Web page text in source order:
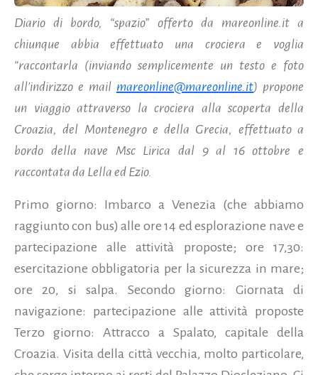
Diario di bordo, “spazio” offerto da mareonline.it a
chiunque abbia effettuato una crociera e voglia
“raccontarla (inviando semplicemente un testo e foto
all'indirizzo e mail mareonline@mareonline.it) propone
un viaggio attraverso la crociera alla scoperta della
Croazia, del Montenegro e della Grecia, effettuato a
bordo della nave Msc Lirica dal 9 al 16 ottobre e
raccontata da Lella ed Ezio.
Primo giorno: Imbarco a Venezia (che abbiamo
raggiunto con bus) alle ore 14 ed esplorazione nave e
partecipazione alle attività proposte; ore 17,30:
esercitazione obbligatoria per la sicurezza in mare;
ore 20, si salpa.
Secondo giorno: Giornata di
navigazione: partecipazione alle attività proposte
Terzo giorno: Attracco a Spalato, capitale della
Croazia. Visita della città vecchia, molto particolare,